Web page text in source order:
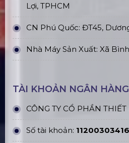
Lợi, TPHCM
CN Phú Quốc: ĐT45,
Nhà Máy Sản Xuất: Xã
TÀI KHOẢN NGÂN HÀNG
CÔNG TY CỔ PHẦN
Số tài khoản: